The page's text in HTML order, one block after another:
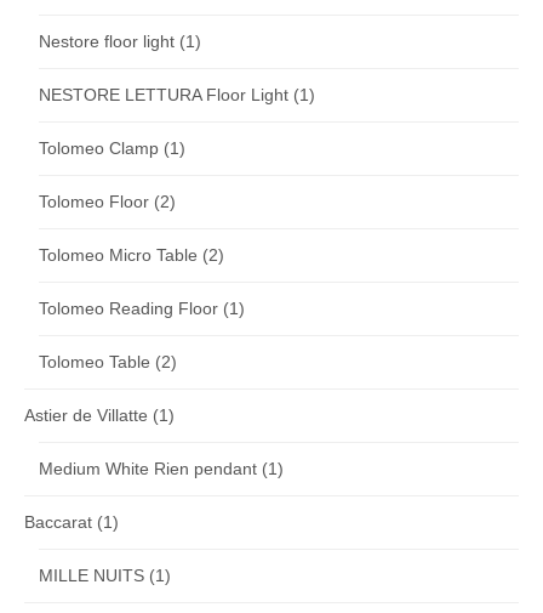
Nestore floor light (1)
NESTORE LETTURA Floor Light (1)
Tolomeo Clamp (1)
Tolomeo Floor (2)
Tolomeo Micro Table (2)
Tolomeo Reading Floor (1)
Tolomeo Table (2)
Astier de Villatte (1)
Medium White Rien pendant (1)
Baccarat (1)
MILLE NUITS (1)